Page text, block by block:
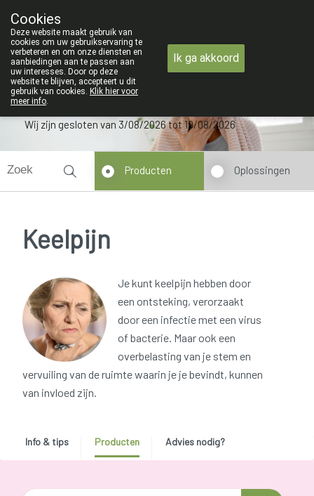
maandag 3 AUGUSTUS tot en met woensdag 19 AUGUSTUS
09 228 32 36
Wij zijn gesloten van 3/08/2026 tot 19/08/2026
Producten Oplossingen
Keelpijn
Je kunt keelpijn hebben door
een ontsteking, verorzaakt
door een infectie met een virus
of bacterie. Maar ook een
overbelasting van je stem en
vervuiling van de ruimte waarin je je bevindt, kunnen
van invloed zijn.
Info & tips Producten Advies nodig?
Cookies
Deze website maakt gebruik van
cookies om uw gebruikservaring te
verbeteren en om onze diensten en
aanbiedingen aan te passen aan
uw interesses. Door op deze
website te blijven, accepteert u dit
gebruik van cookies. Klik hier voor
meer info.
Ik ga akkoord